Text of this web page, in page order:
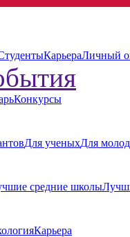
КарьераЛичный
Конкурсы
Для ученыхДля
средние школы
Карьера